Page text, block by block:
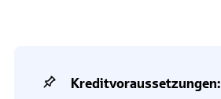
Kreditvoraussetzungen: